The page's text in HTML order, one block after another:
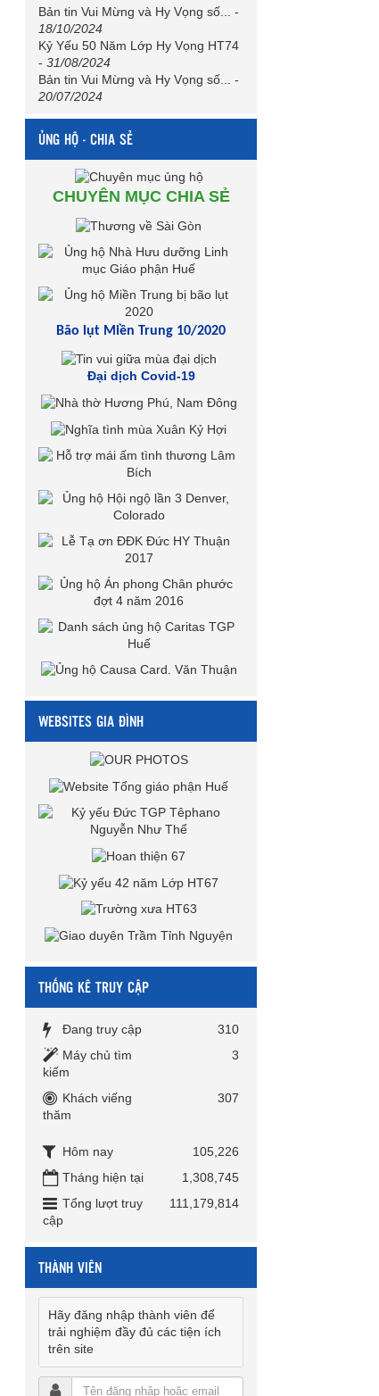
Bản tin Vui Mừng và Hy Vọng số...
-
18/10/2024
Kỷ Yếu 50 Năm Lớp Hy Vọng HT74
- 31/08/2024
Bản tin Vui Mừng và Hy Vọng số...
-
20/07/2024
ỦNG HỘ - CHIA SẺ
CHUYÊN MỤC CHIA SẺ
Bão lụt Miền Trung 10/2020
Đại dịch Covid-19
WEBSITES GIA ĐÌNH
THỐNG KÊ TRUY CẬP
Đang truy cập
310
Máy chủ tìm
kiếm
3
Khách viếng
thăm
307
Hôm nay
105,226
Tháng hiện tại
1,308,745
Tổng lượt truy
cập
111,179,814
THÀNH VIÊN
Hãy đăng nhập thành viên để
trải nghiệm đầy đủ các tiện ích
trên site